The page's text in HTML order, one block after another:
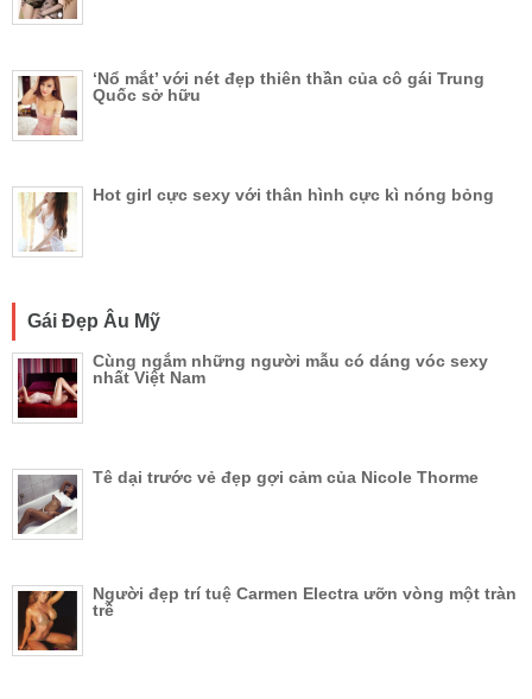
‘Nổ mắt’ với nét đẹp thiên thần của cô gái Trung
Quốc sở hữu
Hot girl cực sexy với thân hình cực kì nóng bỏng
Gái Đẹp Âu Mỹ
Cùng ngắm những người mẫu có dáng vóc sexy
nhất Việt Nam
Tê dại trước vẻ đẹp gợi cảm của Nicole Thorme
Người đẹp trí tuệ Carmen Electra ưỡn vòng một tràn
trề